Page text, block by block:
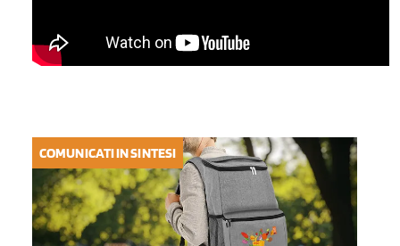
COMUNICATI IN SINTESI